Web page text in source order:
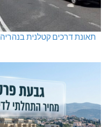
תאונת דרכים קטלנית בנהריה